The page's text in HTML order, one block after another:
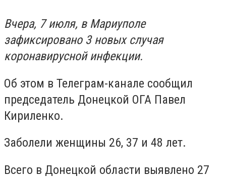
Вчера, 7 июля, в Мариуполе
зафиксировано 3 новых случая
коронавирусной инфекции.
Об этом в Телеграм-канале сообщил
председатель Донецкой ОГА Павел
Кириленко.
Заболели женщины 26, 37 и 48 лет.
Всего в Донецкой области выявлено 27